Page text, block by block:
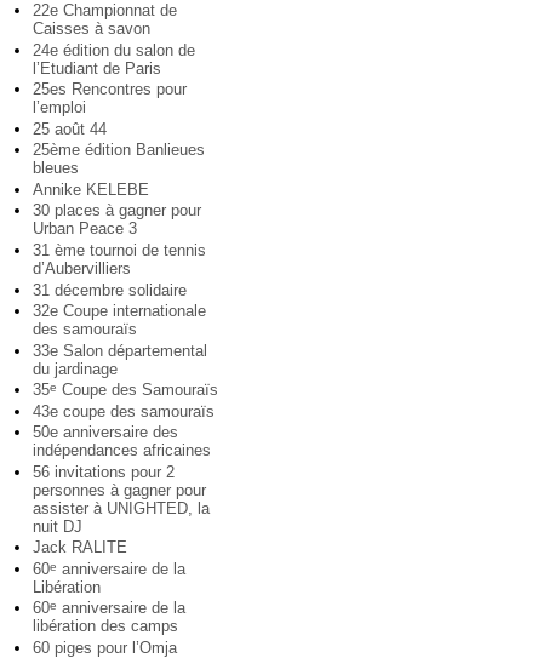
22e Championnat de
Caisses à savon
24e édition du salon de
l’Etudiant de Paris
25es Rencontres pour
l’emploi
25 août 44
25ème édition Banlieues
bleues
Annike KELEBE
30 places à gagner pour
Urban Peace 3
31 ème tournoi de tennis
d’Aubervilliers
31 décembre solidaire
32e Coupe internationale
des samouraïs
33e Salon départemental
du jardinage
35e Coupe des Samouraïs
43e coupe des samouraïs
50e anniversaire des
indépendances africaines
56 invitations pour 2
personnes à gagner pour
assister à UNIGHTED, la
nuit DJ
Jack RALITE
60e anniversaire de la
Libération
60e anniversaire de la
libération des camps
60 piges pour l’Omja